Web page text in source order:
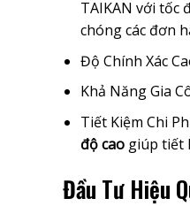
TAIKAN với tốc
chóng các đơn
Độ Chính Xác
Khả Năng Gia
Tiết Kiệm Chi
độ cao giúp tiết
Đầu Tư Hiệu